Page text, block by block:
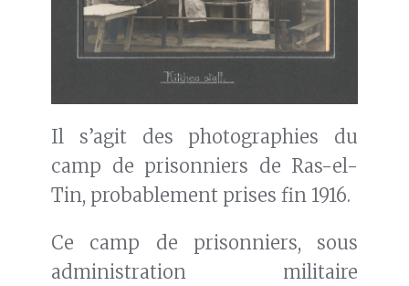
Il s’agit des photographies du
camp de prisonniers de Ras-el-
Tin, probablement prises fin 1916.
Ce camp de prisonniers, sous
administration militaire